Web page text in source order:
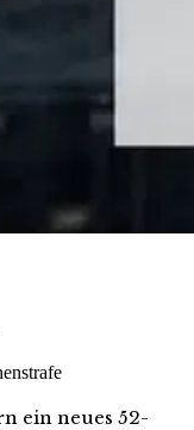
ein neues 52-